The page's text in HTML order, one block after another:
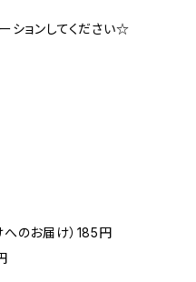
ションしてください☆
へのお届け）185円